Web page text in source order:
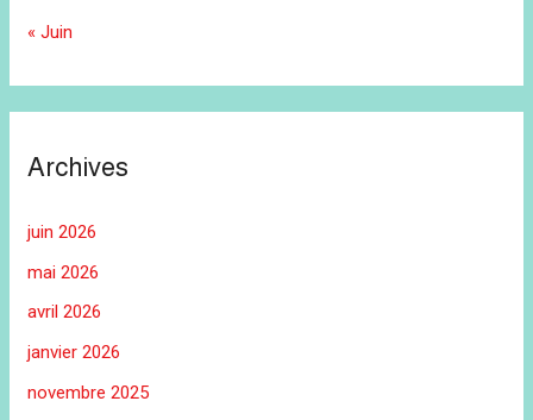
« Juin
Archives
juin 2026
mai 2026
avril 2026
janvier 2026
novembre 2025